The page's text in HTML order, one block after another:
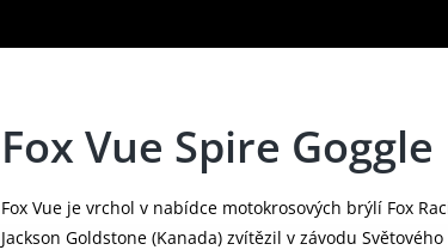
Fox Vue Spire Goggle
Fox Vue je vrchol v nabídce motokrosových brýlí Fox
Jackson Goldstone (Kanada) zvítězil v závodu